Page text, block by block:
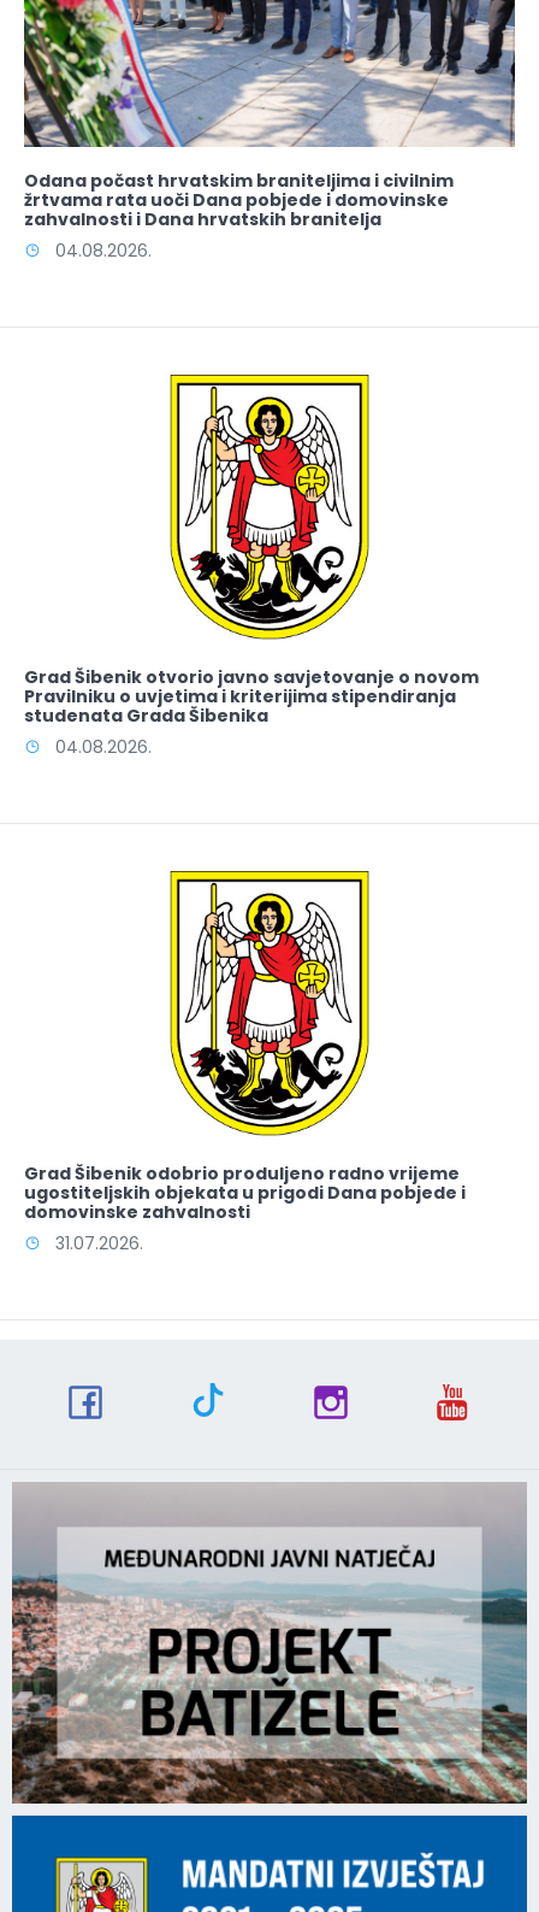
Odana počast hrvatskim braniteljima i civilnim
žrtvama rata uoči Dana pobjede i domovinske
zahvalnosti i Dana hrvatskih branitelja
04.08.2026.
Grad Šibenik otvorio javno savjetovanje o novom
Pravilniku o uvjetima i kriterijima stipendiranja
studenata Grada Šibenika
04.08.2026.
Grad Šibenik odobrio produljeno radno vrijeme
ugostiteljskih objekata u prigodi Dana pobjede i
domovinske zahvalnosti
31.07.2026.